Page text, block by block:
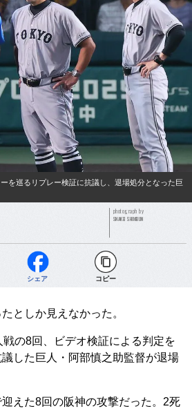
を巡るリプレー検証に抗議し、退場処分となった巨
photograph by
SNAKEI SHIMBUN
シェア コピー
としか見えなかった。
の8回、ビデオ検証による判定を
した巨人・阿部慎之助監督が退場
えた8回の阪神の攻撃だった。2死